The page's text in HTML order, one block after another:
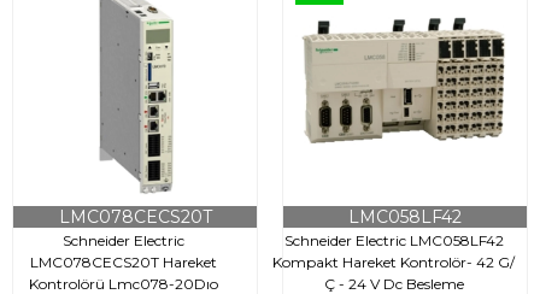
Schneider Electric
LMC078CECS20T Hareket
Kontrolörü Lmc078-20Dıo
LMC078CECS20T
Schneider Electric LMC058LF42
Kompakt Hareket Kontrolör- 42 G/
Ç - 24 V Dc Besleme
LMC058LF42